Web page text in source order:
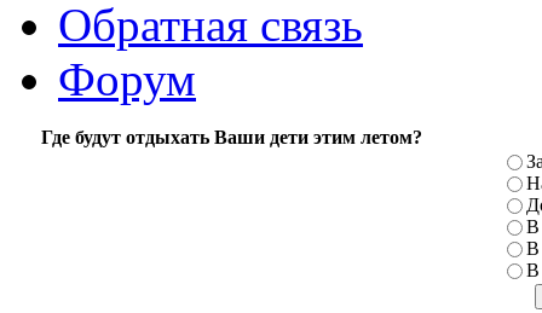
Обратная связь
Форум
Где будут отдыхать Ваши дети этим летом?
В
В
В